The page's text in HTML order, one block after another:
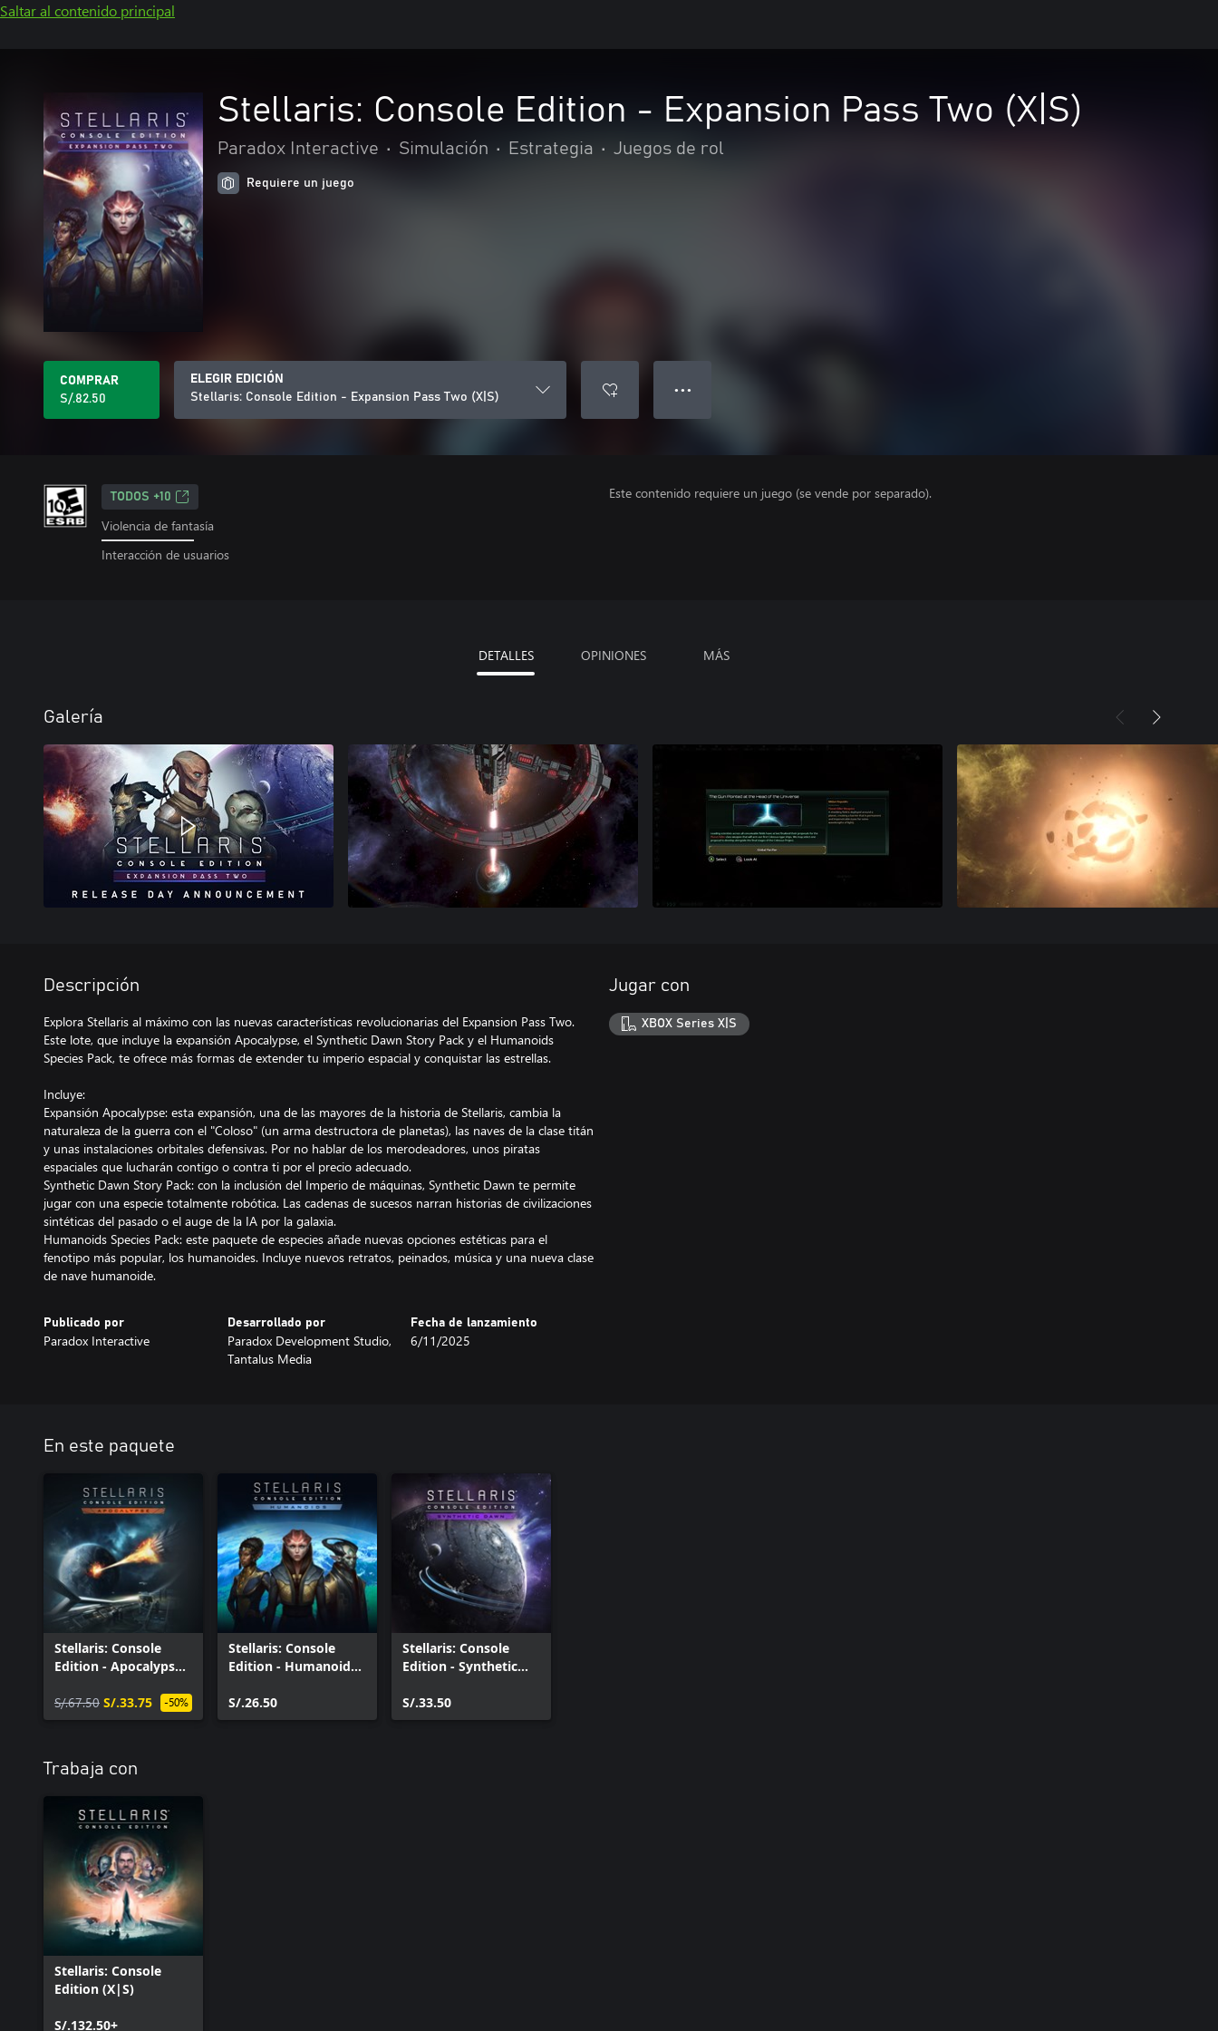
Saltar al contenido principal
Stellaris: Console Edition - Expansion Pass Two (X|S)
Paradox Interactive • Simulación • Estrategia • Juegos de rol
Requiere un juego
COMPRAR
S/.82.50
ELEGIR EDICIÓN
Stellaris: Console Edition - Expansion Pass Two (X|S)
● ● ●
TODOS +10
Violencia de fantasía
Interacción de usuarios
Este contenido requiere un juego (se vende por separado).
DETALLES OPINIONES MÁS
Galería
Descripción
Explora Stellaris al máximo con las nuevas características revolucionarias del Expansion Pass Two.
Este lote, que incluye la expansión Apocalypse, el Synthetic Dawn Story Pack y el Humanoids
Species Pack, te ofrece más formas de extender tu imperio espacial y conquistar las estrellas.
Incluye:
Expansión Apocalypse: esta expansión, una de las mayores de la historia de Stellaris, cambia la
naturaleza de la guerra con el "Coloso" (un arma destructora de planetas), las naves de la clase titán
y unas instalaciones orbitales defensivas. Por no hablar de los merodeadores, unos piratas
espaciales que lucharán contigo o contra ti por el precio adecuado.
Synthetic Dawn Story Pack: con la inclusión del Imperio de máquinas, Synthetic Dawn te permite
jugar con una especie totalmente robótica. Las cadenas de sucesos narran historias de civilizaciones
sintéticas del pasado o el auge de la IA por la galaxia.
Humanoids Species Pack: este paquete de especies añade nuevas opciones estéticas para el
fenotipo más popular, los humanoides. Incluye nuevos retratos, peinados, música y una nueva clase
de nave humanoide.
Publicado por
Paradox Interactive
Desarrollado por
Paradox Development Studio,
Tantalus Media
Fecha de lanzamiento
6/11/2025
Jugar con
XBOX Series X|S
En este paquete
Stellaris: Console
Edition - Apocalypse
S/.67.50 S/.33.75 -50%
Stellaris: Console
Edition - Humanoids
S/.26.50
Stellaris: Console
Edition - Synthetic
(X|S)
S/.33.50
Trabaja con
Stellaris: Console
Edition (X|S)
S/.132.50+